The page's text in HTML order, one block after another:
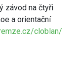
závod na čtyři
a orientační
cloblan/